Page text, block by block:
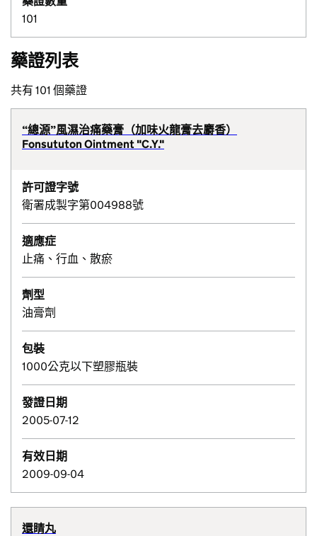
101
藥證列表
共有 101 個藥證
“總源”風濕治痛藥膏（加味火龍膏去麝香）
Fonsututon Ointment "C.Y."
許可證字號
衛署成製字第004988號
適應症
止痛、行血、散瘀
劑型
油膏劑
包裝
1000公克以下塑膠瓶裝
發證日期
2005-07-12
有效日期
2009-09-04
還睛丸